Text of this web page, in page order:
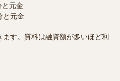
元金
と元金
す。質料は融資額が多いほど利